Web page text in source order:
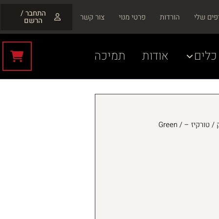
שלי הורדות פרטי מנוי צור קשר התחבר /
הרשם
אודות תמיכה
ירוק / טורקיז – Green /